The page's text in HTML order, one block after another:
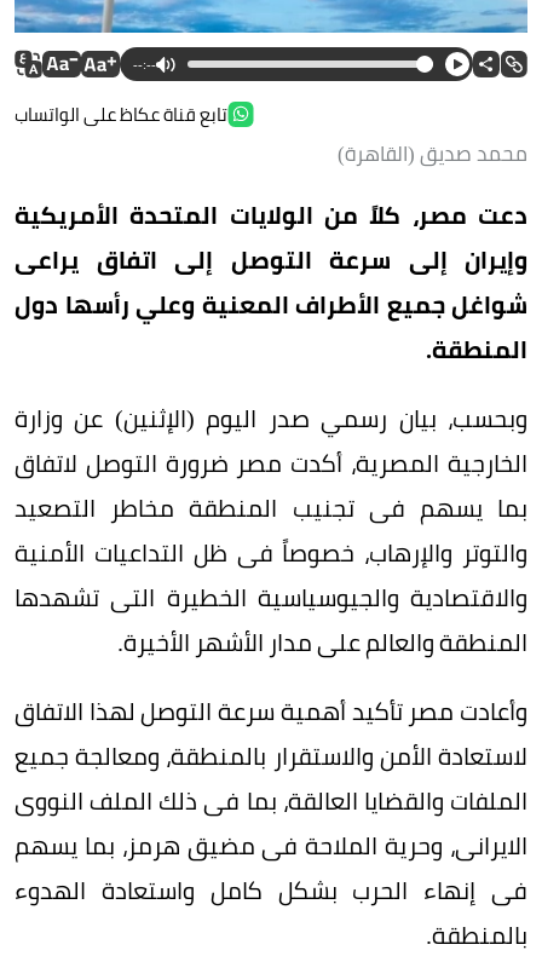
--:--
تابع قناة عكاظ على الواتساب
محمد صديق (القاهرة)
دعت مصر، كلاً من الولايات المتحدة الأمريكية
وإيران إلى سرعة التوصل إلى اتفاق يراعى
شواغل جميع الأطراف المعنية وعلي رأسها دول
المنطقة.
وبحسب، بيان رسمي صدر اليوم (الإثنين) عن وزارة
الخارجية المصرية، أكدت مصر ضرورة التوصل لاتفاق
بما يسهم فى تجنيب المنطقة مخاطر التصعيد
والتوتر والإرهاب، خصوصاً فى ظل التداعيات الأمنية
والاقتصادية والجيوسياسية الخطيرة التى تشهدها
المنطقة والعالم على مدار الأشهر الأخيرة.
وأعادت مصر تأكيد أهمية سرعة التوصل لهذا الاتفاق
لاستعادة الأمن والاستقرار بالمنطقة، ومعالجة جميع
الملفات والقضايا العالقة، بما فى ذلك الملف النووى
الايرانى، وحرية الملاحة فى مضيق هرمز، بما يسهم
فى إنهاء الحرب بشكل كامل واستعادة الهدوء
بالمنطقة.